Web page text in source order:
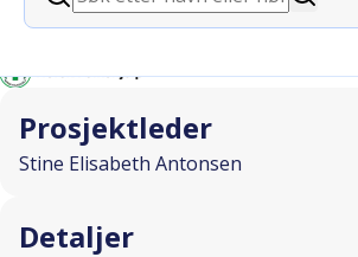
Prosjektleder
Stine Elisabeth Antonsen
Detaljer